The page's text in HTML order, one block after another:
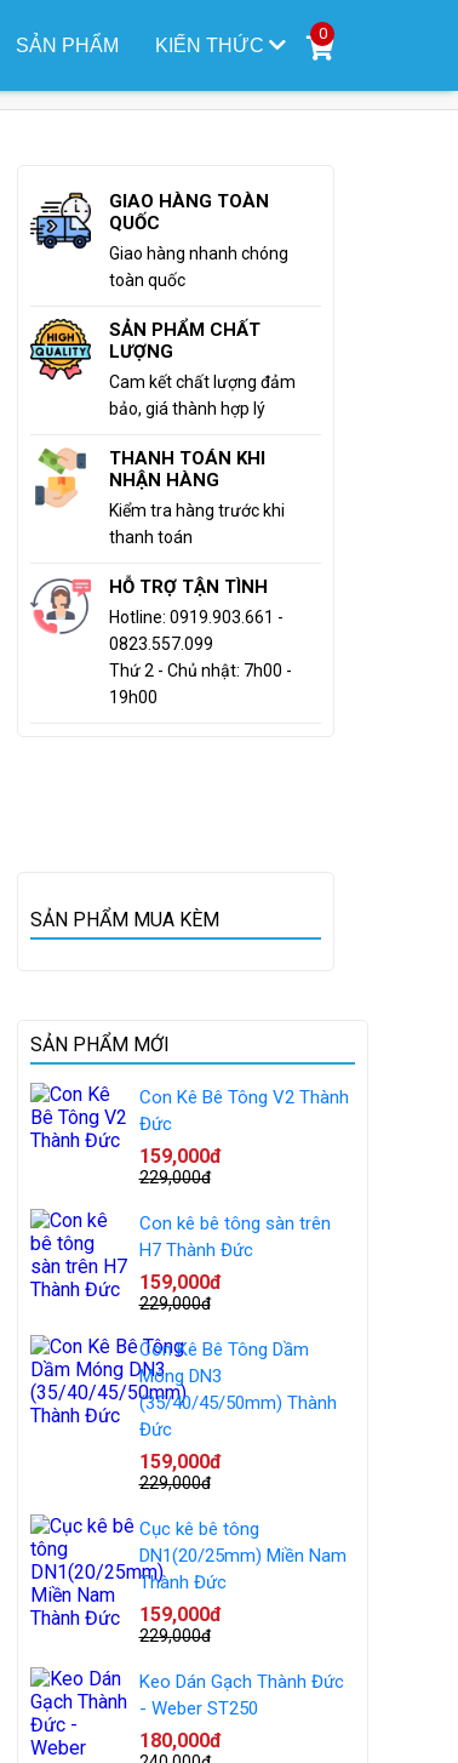
SẢN PHẨM KIẾN THỨC
0
GIAO HÀNG TOÀN
QUỐC
Giao hàng nhanh chóng
toàn quốc
SẢN PHẨM CHẤT
LƯỢNG
Cam kết chất lượng đảm
bảo, giá thành hợp lý
THANH TOÁN KHI
NHẬN HÀNG
Kiểm tra hàng trước khi
thanh toán
HỖ TRỢ TẬN TÌNH
Hotline: 0919.903.661 -
0823.557.099
Thứ 2 - Chủ nhật: 7h00 -
19h00
SẢN PHẨM MUA KÈM
SẢN PHẨM MỚI
Con Kê Bê Tông V2 Thành
Đức
159,000đ
229,000đ
Con kê bê tông sàn trên
H7 Thành Đức
159,000đ
229,000đ
Con Kê Bê Tông Dầm
Móng DN3
(35/40/45/50mm) Thành
Đức
159,000đ
229,000đ
Cục kê bê tông
DN1(20/25mm) Miền Nam
Thành Đức
159,000đ
229,000đ
Keo Dán Gạch Thành Đức
- Weber ST250
180,000đ